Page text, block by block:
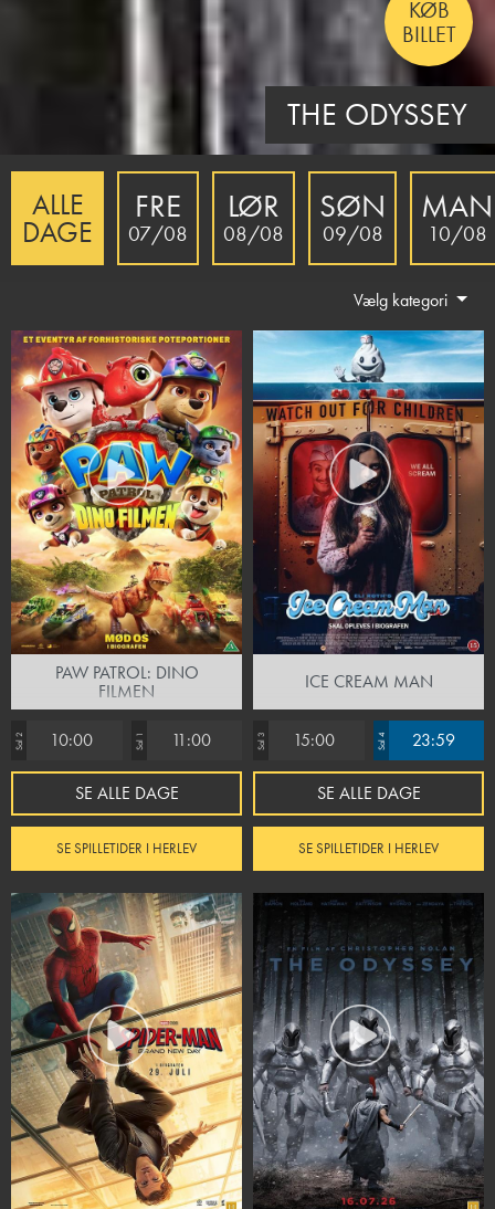
KØB
BILLET
MINIONS & MONSTERS - DK TALE
ALLE
DAGE
FRE
07/08
LØR
08/08
SØN
09/08
MAN
10/08
Vælg kategori
PAW PATROL: DINO
FILMEN
Sal 2 10:00 Sal 1 11:00
SE ALLE DAGE
SE SPILLETIDER I HERLEV
ICE CREAM MAN
Sal 3 15:00 Sal 4 23:59
SE ALLE DAGE
SE SPILLETIDER I HERLEV